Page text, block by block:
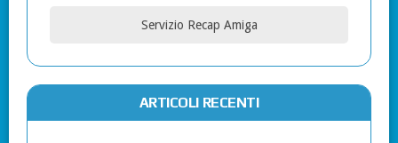
Servizio Recap Amiga
ARTICOLI RECENTI